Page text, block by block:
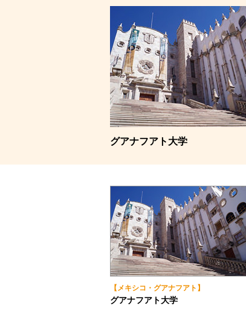
短期・長期
編入コース
パッケージ
いつでも出
（マンツー
いつでも出
（グルー
韓国学部留
グアナフアト大学
【メキシコ・グアナフアト】
グアナフアト大学